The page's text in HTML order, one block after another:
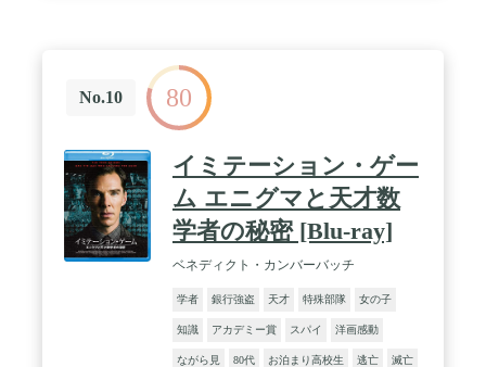
No.10 80
イミテーション・ゲー
ム エニグマと天才数
学者の秘密 [Blu-ray]
ベネディクト・カンバーバッチ
学者 銀行強盗 天才 特殊部隊 女の子
知識 アカデミー賞 スパイ 洋画感動
ながら見 80代 お泊まり高校生 逃亡 滅亡